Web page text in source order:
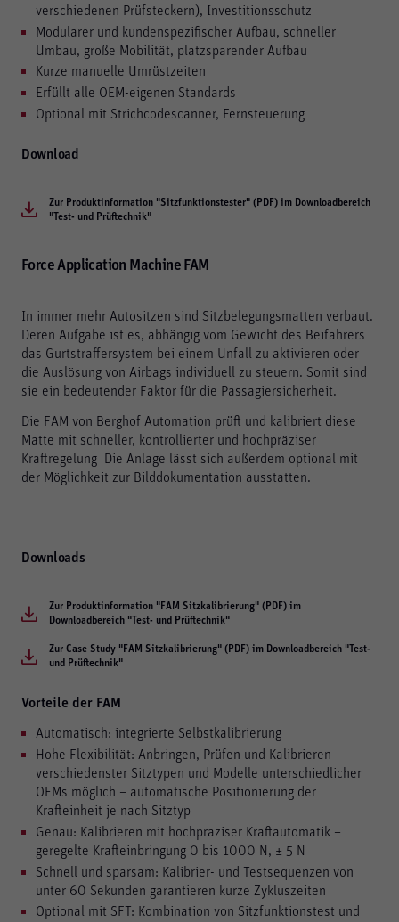
verschiedenen Prüfsteckern), Investitionsschutz
Modularer und kundenspezifischer Aufbau, schneller
Umbau, große Mobilität, platzsparender Aufbau
Kurze manuelle Umrüstzeiten
Erfüllt alle OEM-eigenen Standards
Optional mit Strichcodescanner, Fernsteuerung
Download
Zur Produktinformation "Sitzfunktionstester" (PDF) im Downloadbereich
"Test- und Prüftechnik"
Force Application Machine FAM
In immer mehr Autositzen sind Sitzbelegungsmatten verbaut.
Deren Aufgabe ist es, abhängig vom Gewicht des Beifahrers
das Gurtstraffersystem bei einem Unfall zu aktivieren oder
die Auslösung von Airbags individuell zu steuern. Somit sind
sie ein bedeutender Faktor für die Passagiersicherheit.
Die FAM von Berghof Automation prüft und kalibriert diese
Matte mit schneller, kontrollierter und hochpräziser
Kraftregelung Die Anlage lässt sich außerdem optional mit
der Möglichkeit zur Bilddokumentation ausstatten.
Downloads
Zur Produktinformation "FAM Sitzkalibrierung" (PDF) im
Downloadbereich "Test- und Prüftechnik"
Zur Case Study "FAM Sitzkalibrierung" (PDF) im Downloadbereich "Test-
und Prüftechnik"
Vorteile der FAM
Automatisch: integrierte Selbstkalibrierung
Hohe Flexibilität: Anbringen, Prüfen und Kalibrieren
verschiedenster Sitztypen und Modelle unterschiedlicher
OEMs möglich – automatische Positionierung der
Krafteinheit je nach Sitztyp
Genau: Kalibrieren mit hochpräziser Kraftautomatik –
geregelte Krafteinbringung 0 bis 1000 N, ± 5 N
Schnell und sparsam: Kalibrier- und Testsequenzen von
unter 60 Sekunden garantieren kurze Zykluszeiten
Optional mit SFT: Kombination von Sitzfunktionstest und
Ablehnen
Impressum Datenschutz